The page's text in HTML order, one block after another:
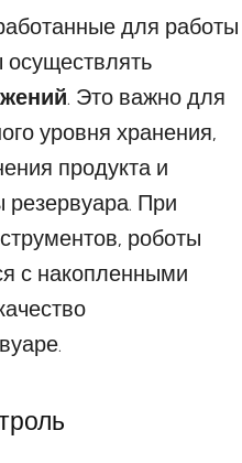
для работы
осуществлять
. Это важно для
уровня хранения,
продукта и
При
роботы
с накопленными